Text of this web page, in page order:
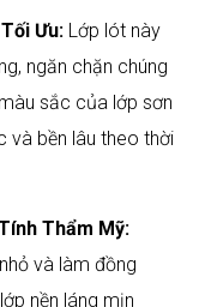
Ưu: Lớp lót này
ngăn chặn chúng
sắc của lớp sơn
và bền lâu theo thời
Thẩm Mỹ:
và làm đồng
nền láng mịn